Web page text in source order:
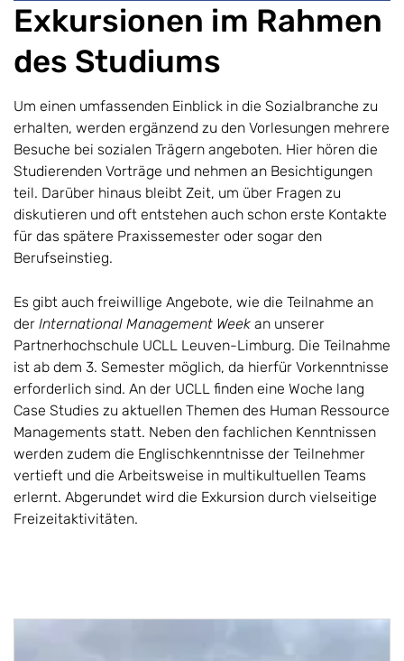
Exkursionen im Rahmen
des Studiums
Um einen umfassenden Einblick in die Sozialbranche zu
erhalten, werden ergänzend zu den Vorlesungen mehrere
Besuche bei sozialen Trägern angeboten. Hier hören die
Studierenden Vorträge und nehmen an Besichtigungen
teil. Darüber hinaus bleibt Zeit, um über Fragen zu
diskutieren und oft entstehen auch schon erste Kontakte
für das spätere Praxissemester oder sogar den
Berufseinstieg.
Es gibt auch freiwillige Angebote, wie die Teilnahme an
der International Management Week an unserer
Partnerhochschule UCLL Leuven-Limburg. Die Teilnahme
ist ab dem 3. Semester möglich, da hierfür Vorkenntnisse
erforderlich sind. An der UCLL finden eine Woche lang
Case Studies zu aktuellen Themen des Human Ressource
Managements statt. Neben den fachlichen Kenntnissen
werden zudem die Englischkenntnisse der Teilnehmer
vertieft und die Arbeitsweise in multikultuellen Teams
erlernt. Abgerundet wird die Exkursion durch vielseitige
Freizeitaktivitäten.